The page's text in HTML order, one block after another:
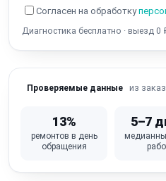
Не работает HDMI / нет
Не работает Wi-Fi /
Не работает дисплей /
Для лазерных/LED:
Согласен на обработку
Диагностика бесплатно · выезд 0
Проверяемые данные из
13%
ремонтов в день
обращения
5–7